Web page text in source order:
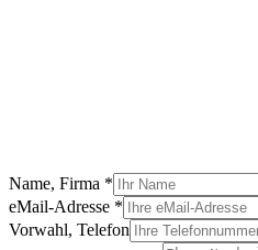
Name, Firma *
eMail-Adresse *
Vorwahl, Telefon